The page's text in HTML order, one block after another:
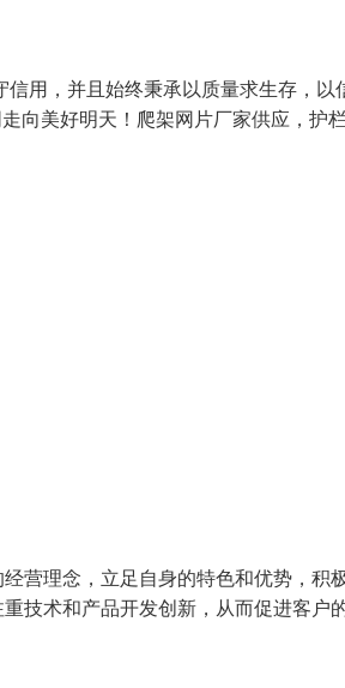
用，并且始终秉承以质量求生存，以
向美好明天！爬架网片厂家供应，护
营理念，立足自身的特色和优势，积
技术和产品开发创新，从而促进客户